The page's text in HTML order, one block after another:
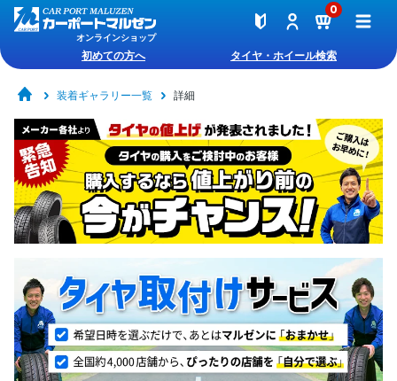
オンラインショップ
0
初めての方へ タイヤ・ホイール検索
装着ギャラリー一覧 詳細